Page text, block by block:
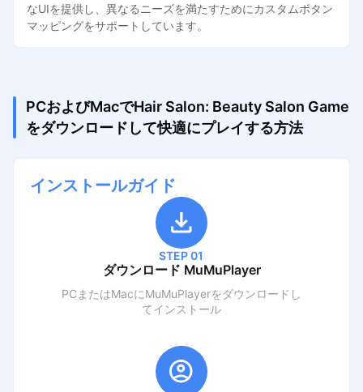
なUIを提供し、異なるニーズを満たすためにカスタムボタン
マッピングをサポートしています。
PCおよびMacでHair Salon: Beauty Salon Game
をダウンロードして快適にプレイする方法
インストールガイド
STEP 01
ダウンロード MuMuPlayer
PCまたはMacにMuMuPlayerをダウンロードし
てインストール